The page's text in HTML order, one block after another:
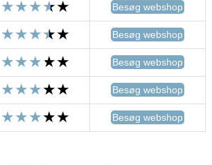
Besøg webshop
Besøg webshop
Besøg webshop
Besøg webshop
Besøg webshop